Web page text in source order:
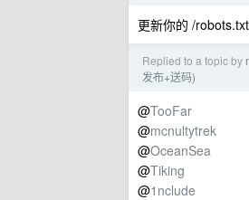
更新你的 /
Replied to a topic by
发布+送码)
@TooFar
@mcnultytrek
@OceanSea
@Tiking
@1nclude